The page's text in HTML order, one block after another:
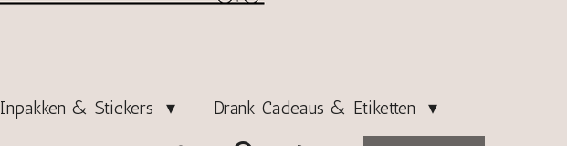
Inpakken & Stickers Drank Cadeaus & Etiketten